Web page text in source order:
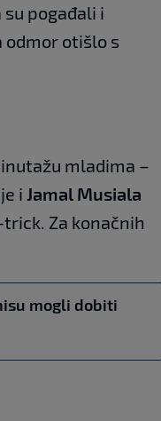
su pogađali i
odmor otišlo s
mladima –
i Jamal Musiala
Za konačnih
mogli dobiti